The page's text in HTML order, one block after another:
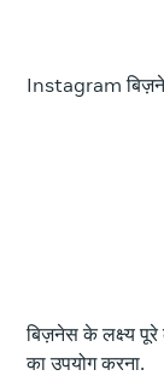
Instagram
बिज़नेस के लक्ष्य
का उपयोग करना.